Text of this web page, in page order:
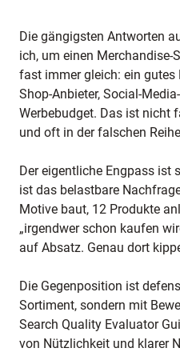
Die gängigsten Antworten
ich, um einen Merchandise-
fast immer gleich: ein gutes
Shop-Anbieter, Social-
Werbebudget. Das ist nicht
und oft in der falschen
Der eigentliche Engpass ist
ist das belastbare
Motive baut, 12 Produkte
„irgendwer schon kaufen
auf Absatz. Genau dort
Die Gegenposition ist
Sortiment, sondern mit
Search Quality Evaluator
von Nützlichkeit und klarer